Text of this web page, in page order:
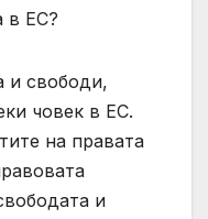
в ЕС?
и свободи,
човек в ЕС.
на правата
и